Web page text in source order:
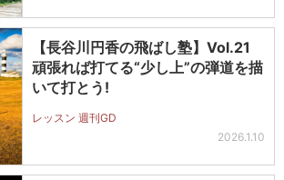
【長谷川円香の飛ばし塾】Vol.21
頑張れば打てる“少し上”の弾道を描
いて打とう!
レッスン 週刊GD
2026.1.10